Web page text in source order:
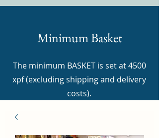
Minimum Basket
The minimum BASKET is set at 4500
xpf (excluding shipping and delivery
costs).